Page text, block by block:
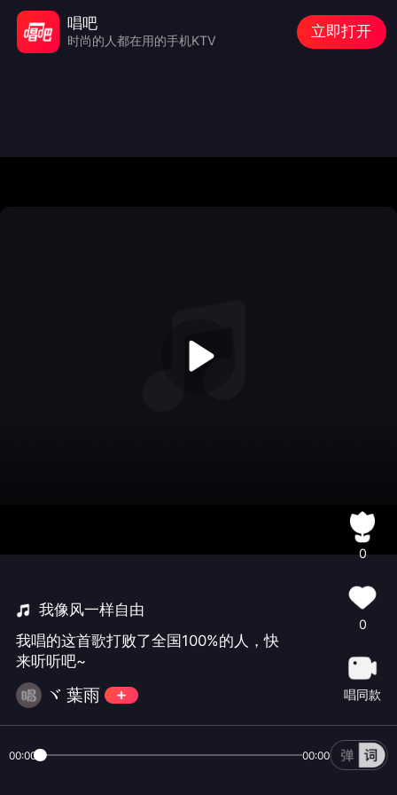
我像风一样自由
我唱的这首歌打败了全国100%的人，快
来听听吧~
ヾ 葉雨
0
0
唱同款
00:00 00:00
唱吧
时尚的人都在用的手机KTV
立即打开